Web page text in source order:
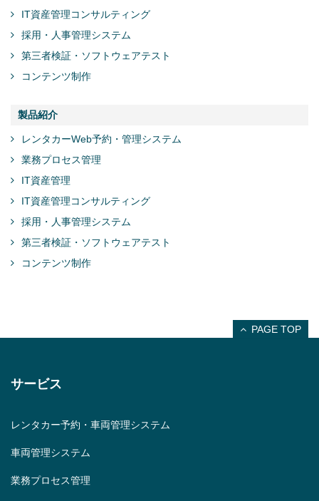
IT資産管理コンサルティング
採用・人事管理システム
第三者検証・ソフトウェアテスト
コンテンツ制作
製品紹介
レンタカーWeb予約・管理システム
業務プロセス管理
IT資産管理
IT資産管理コンサルティング
採用・人事管理システム
第三者検証・ソフトウェアテスト
コンテンツ制作
PAGE TOP
サービス
レンタカー予約・車両管理システム
車両管理システム
業務プロセス管理